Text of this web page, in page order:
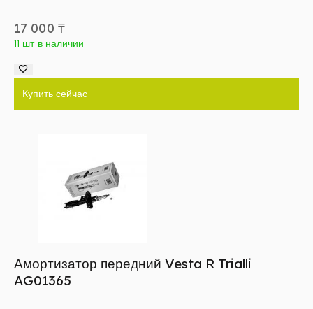
17 000 ₸
11 шт в наличии
Купить сейчас
Амортизатор передний Vesta R Trialli
AG01365